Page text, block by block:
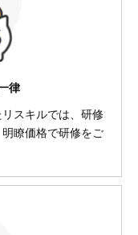
律
スキルでは、研修
瞭価格で研修をご